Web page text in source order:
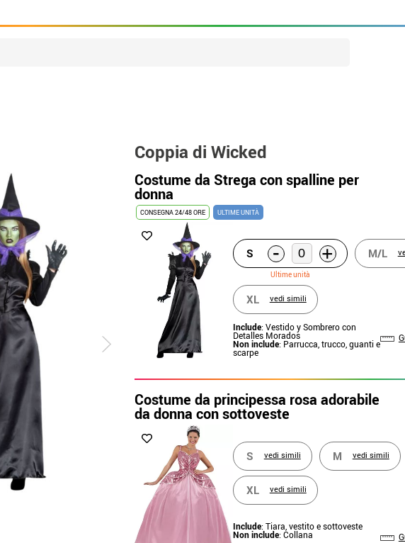
Coppia di Wicked
Costume da Strega con spalline per
donna
CONSEGNA 24/48 ORE ULTIME UNITÀ
S - +
Ultime unità
M/L
XL vedi simili
Include: Vestido y Sombrero con
Detalles Morados
Non include: Parrucca, trucco, guanti e
scarpe
Costume da principessa rosa adorabile
da donna con sottoveste
S vedi simili M vedi simili
XL vedi simili
Include: Tiara, vestito e sottoveste
Non include: Collana